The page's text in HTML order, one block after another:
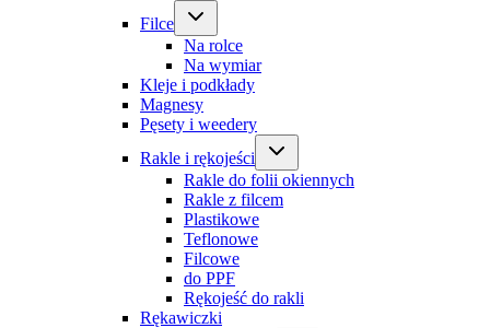
Filce
Na rolce
Na wymiar
Kleje i podkłady
Magnesy
Pęsety i weedery
Rakle i rękojeści
Rakle do folii okiennych
Rakle z filcem
Plastikowe
Teflonowe
Filcowe
do PPF
Rękojeść do rakli
Rękawiczki